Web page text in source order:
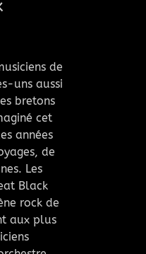
de
uns aussi
bretons
cet
années
de
Les
Black
rock de
aux plus